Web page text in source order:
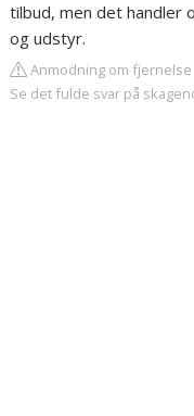
tilbud, men det handler
og udstyr.
Anmodning om fjernelse
Se det fulde svar på